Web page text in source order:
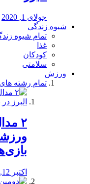
جولای 1, 2020
شیوه زندگی
تمام شیوه
غذا
کودکان
سلامتی
ورزش
تمام رشته
اکتبر 12, 2023